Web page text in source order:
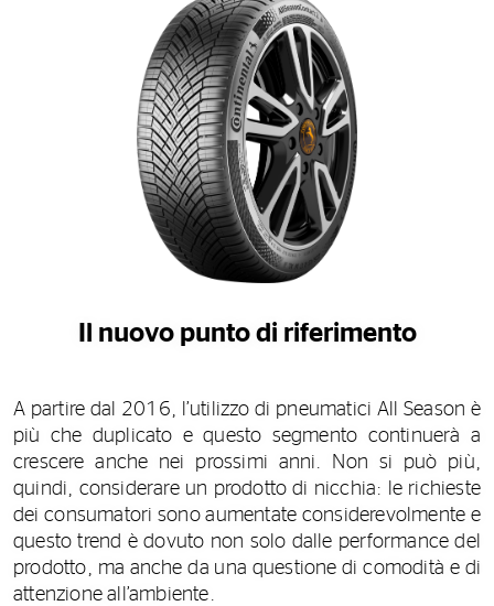
Il nuovo punto di riferimento
A partire dal 2016, l’utilizzo di pneumatici All Season è
più che duplicato e questo segmento continuerà a
crescere anche nei prossimi anni. Non si può più,
quindi, considerare un prodotto di nicchia: le richieste
dei consumatori sono aumentate considerevolmente e
questo trend è dovuto non solo dalle performance del
prodotto, ma anche da una questione di comodità e di
attenzione all’ambiente.